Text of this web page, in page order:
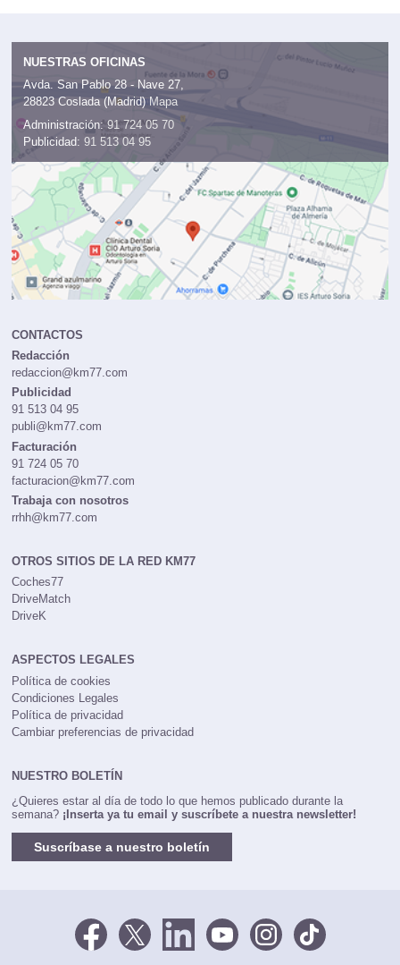
NUESTRAS OFICINAS
Avda. San Pablo 28 - Nave 27,
28823 Coslada (Madrid) Mapa
Administración: 91 724 05 70
Publicidad: 91 513 04 95
CONTACTOS
Redacción
redaccion@km77.com
Publicidad
91 513 04 95
publi@km77.com
Facturación
91 724 05 70
facturacion@km77.com
Trabaja con nosotros
rrhh@km77.com
OTROS SITIOS DE LA RED KM77
Coches77
DriveMatch
DriveK
ASPECTOS LEGALES
Política de cookies
Condiciones Legales
Política de privacidad
Cambiar preferencias de privacidad
NUESTRO BOLETÍN
¿Quieres estar al día de todo lo que hemos publicado durante la
semana? ¡Inserta ya tu email y suscríbete a nuestra newsletter!
Suscríbase a nuestro boletín